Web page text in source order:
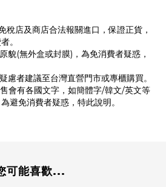
稅店及商店合法報關進口，保證正貨，
。
貌(無外盒或封膜)，為免消費者疑惑，
慮者建議至台灣直營門市或專櫃購買。
會有各國文字，如簡體字/韓文/英文等
避免消費者疑惑，特此說明。
可能喜歡...